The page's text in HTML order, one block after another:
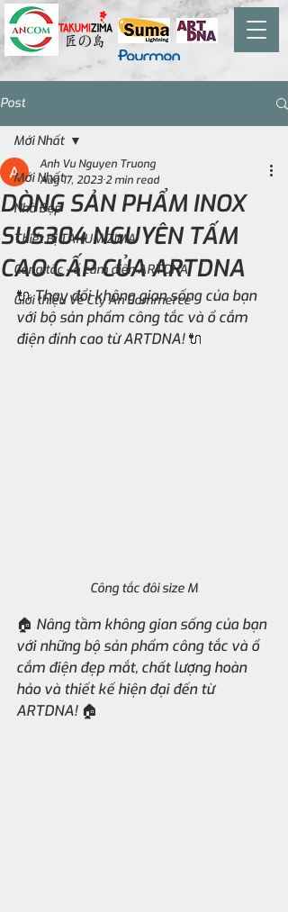
Post
Mới Nhất
Nhà Đẹp
Thiết Bị TAKUMIZIMA
Công tắc - ổ cắm điện ARTDNA
Giới thiệu Về Cty An Commerce
Mới Nhất
DÒNG SẢN PHẨM INOX
SUS304 NGUYÊN TẤM
CAO CẤP CỦA ARTDNA
Anh Vu Nguyen Truong
Aug 17, 20232 min read
🔌 Thay đổi không gian sống của bạn
với bộ sản phẩm công tắc và ổ cắm
điện đỉnh cao từ ARTDNA! 🔌
Công tắc đôi size M
🏠 Nâng tầm không gian sống của bạn
với những bộ sản phẩm công tắc và ổ
cắm điện đẹp mắt, chất lượng hoàn
hảo và thiết kế hiện đại đến từ
ARTDNA! 🏠